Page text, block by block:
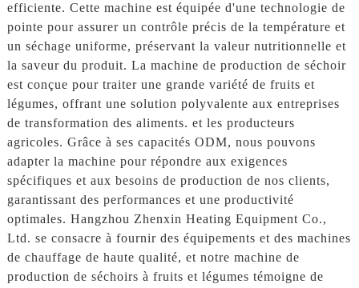
efficiente. Cette machine est équipée d'une technologie de
pointe pour assurer un contrôle précis de la température et
un séchage uniforme, préservant la valeur nutritionnelle et
la saveur du produit. La machine de production de séchoir
est conçue pour traiter une grande variété de fruits et
légumes, offrant une solution polyvalente aux entreprises
de transformation des aliments. et les producteurs
agricoles. Grâce à ses capacités ODM, nous pouvons
adapter la machine pour répondre aux exigences
spécifiques et aux besoins de production de nos clients,
garantissant des performances et une productivité
optimales. Hangzhou Zhenxin Heating Equipment Co.,
Ltd. se consacre à fournir des équipements et des machines
de chauffage de haute qualité, et notre machine de
production de séchoirs à fruits et légumes témoigne de